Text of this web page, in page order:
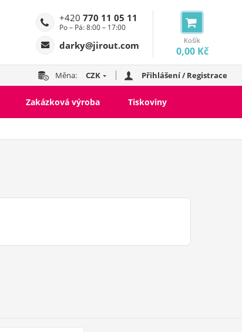
Košík
0,00 Kč
+420 770 11 05 11
Po – Pá: 8:00 – 17:00
darky@jirout.com
Měna: CZK Přihlášení / Registrace
Zakázková výroba Tiskoviny